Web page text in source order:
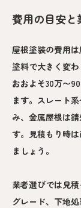
費用の目安と
屋根塗装の費用
塗料で大きく変
おおよそ30万〜
ます。スレート
み、金属屋根は
す。見積もり時
ましょう。
業者選びでは見
グレード、下地